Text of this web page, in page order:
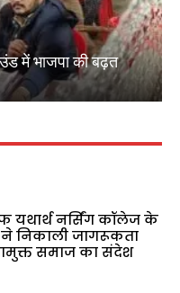
में भाजपा की बढ़त
यथार्थ नर्सिंग कॉलेज के
ने निकाली जागरूकता
समाज का संदेश